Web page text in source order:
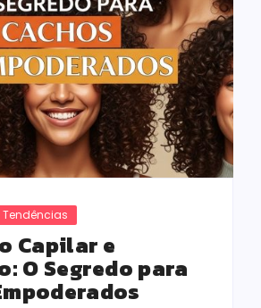
Tendências
Capilar e
O Segredo para